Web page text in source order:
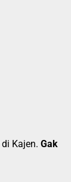
di Kajen. Gak